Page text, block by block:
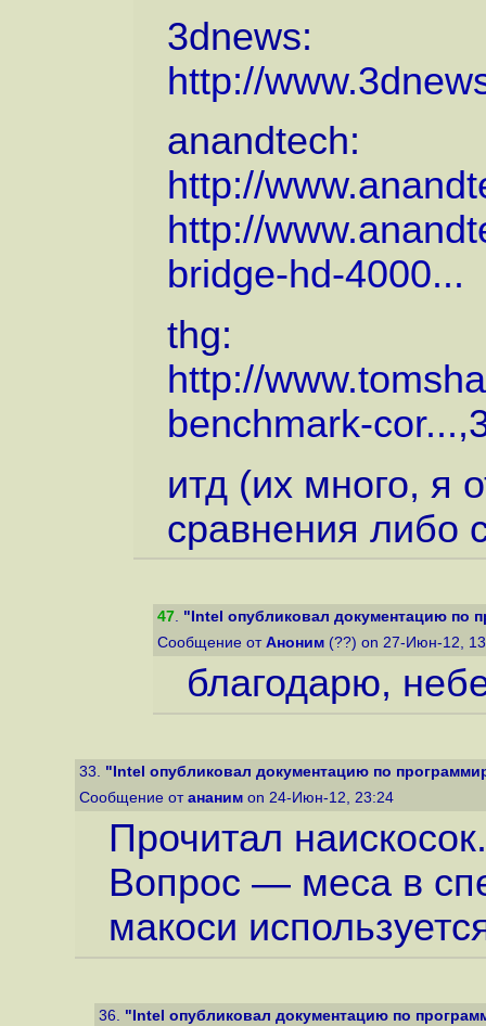
3dnews:
http://
anandtech:
http://
http://
bridge-hd-4000...
thg:
http://
benchmark-cor...
итд (их много, я
сравнения либо
47. "Intel опубликовал документацию по
Сообщение от Аноним (??) on 27-Июн-12,
благодарю,
33. "Intel опубликовал документацию по
Сообщение от ананим on 24-Июн-12, 23:24
Прочитал
Вопрос — меса в
макоси
36. "Intel опубликовал документацию по